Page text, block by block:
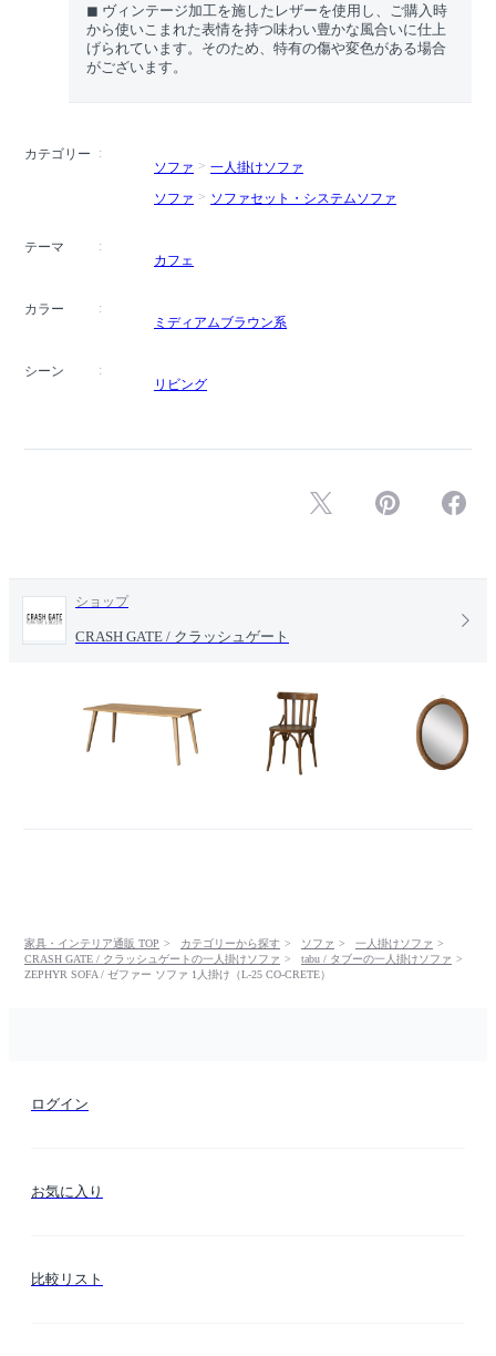
◼︎ ヴィンテージ加工を施したレザーを使用し、ご購入時
から使いこまれた表情を持つ味わい豊かな風合いに仕上
げられています。そのため、特有の傷や変色がある場合
がございます。
カテゴリー
ソファ
一人掛けソファ
ソファ
ソファセット・システムソファ
テーマ
カフェ
カラー
ミディアムブラウン系
シーン
リビング
ショップ
CRASH GATE / クラッシュゲート
家具・インテリア通販 TOP カテゴリーから探す ソファ
一人掛けソファ
CRASH GATE / クラッシュゲートの一人掛けソファ
tabu / タブーの一人掛けソファ
ZEPHYR SOFA / ゼファー ソファ 1人掛け（L-25 CO-CRETE）
ログイン
お気に入り
比較リスト